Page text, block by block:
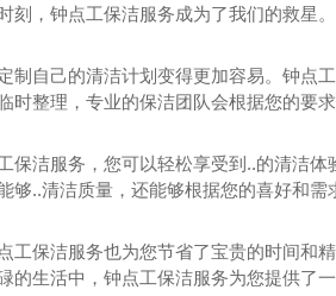
刻，钟点工保洁服务成为了我们的救星。
制自己的清洁计划变得更加容易。钟点
时整理，专业的保洁团队会根据您的要
保洁服务，您可以轻松享受到..的清洁
够..清洁质量，还能够根据您的喜好和需
工保洁服务也为您节省了宝贵的时间和
的生活中，钟点工保洁服务为您提供了